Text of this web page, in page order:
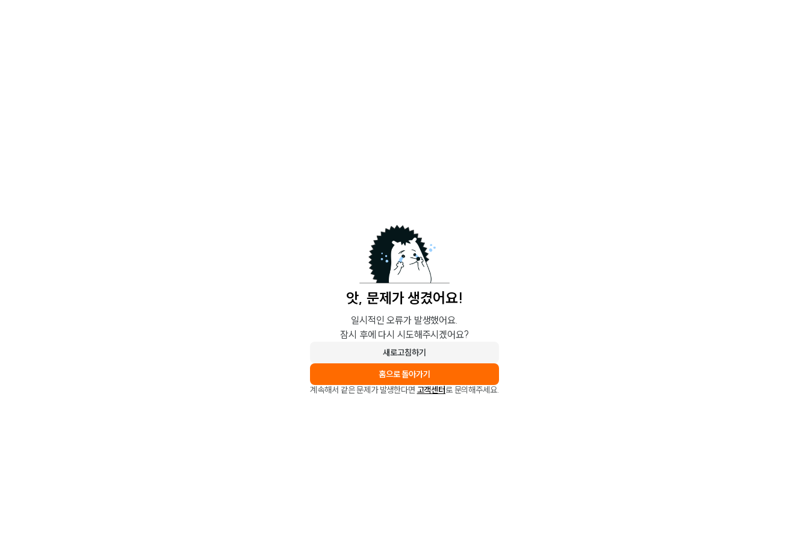
앗, 문제가 생겼어요!
일시적인 오류가 발생했어요.
잠시 후에 다시 시도해주시겠어요?
새로고침하기
홈으로 돌아가기
계속해서 같은 문제가 발생한다면 고객센터로 문의해주세요.